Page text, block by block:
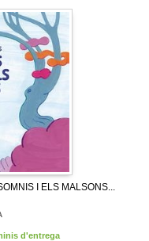
I ELS MALSONS...
d'entrega